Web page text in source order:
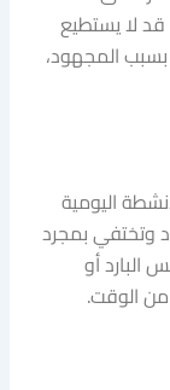
قد لا يستطيع
بسبب المجهود،
اليومية
وتختفي بمجرد
البارد أو
الوقت.